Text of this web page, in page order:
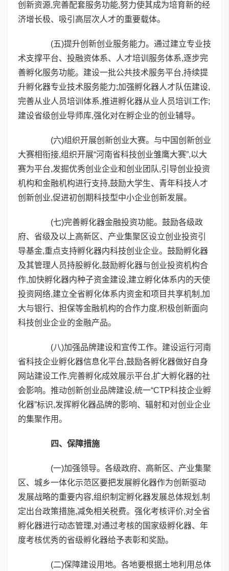
创新资源,完善配套服务功能,努力使其成为培育新的经
济增长极、吸引高层次人才的重要载体。
(五)提升创新创业服务能力。通过建立专业技
术支撑平台、投融资体系、人才培训服务体系,逐步完
善孵化服务功能。建设一批公共技术服务平台,持续提
升孵化器专业技术服务能力;加强孵化器人才队伍建设,
完善从业人员培训体系,推进孵化器从业人员培训工作;
建设省级创业导师库,强化对在孵企业的创业辅导。
(六)组织开展创新创业大赛。与中国创新创业
大赛相衔接,组织开展“河南省科技创业雏鹰大赛”,以大
赛为平台,发掘优秀创业企业和创业团队,引导创业投资
机构和金融机构进行支持,鼓励大学生、青年科技人才
创新创业,促进初创期科技型中小企业创新发展。
(七)完善孵化器金融投资功能。鼓励各级政
府、省级及以上高新区、产业集聚区设立创业投资引
导基金,重点支持孵化器内科技创业企业。鼓励孵化器
及其管理人员持股孵化,鼓励孵化器与创业投资机构合
作,加快孵化器内种子资金建设,建立孵化体系内的天使
投资网络,建立全省孵化体系内资金和项目共享机制,加
大与银行、担保等金融机构的合作力度,积极创新面向
科技创业企业的金融产品。
(八)加强品牌建设和宣传工作。建设运行河南
省科技企业孵化器信息化平台,鼓励各孵化器做好自身
网站建设工作,完善孵化成效展示平台,扩大孵化器的社
会影响。推动创新创业品牌建设,统一“CTP科技企业孵
化器”标识,发挥孵化器品牌的影响、辐射和对创业企业
的集聚作用。
四、保障措施
(一)加强领导。各级政府、高新区、产业集聚
区、城乡一体化示范区要把发展孵化器作为创新驱动
发展战略的重要内容,组织制定孵化器发展总体规划,制
定出台政策措施,减免相关税费。强化考核评价,对全省
孵化器进行动态管理,对通过考核的国家级孵化器、年
度考核优秀的省级孵化器给予表彰和奖励。
(二)保障建设用地。各地要根据土地利用总体